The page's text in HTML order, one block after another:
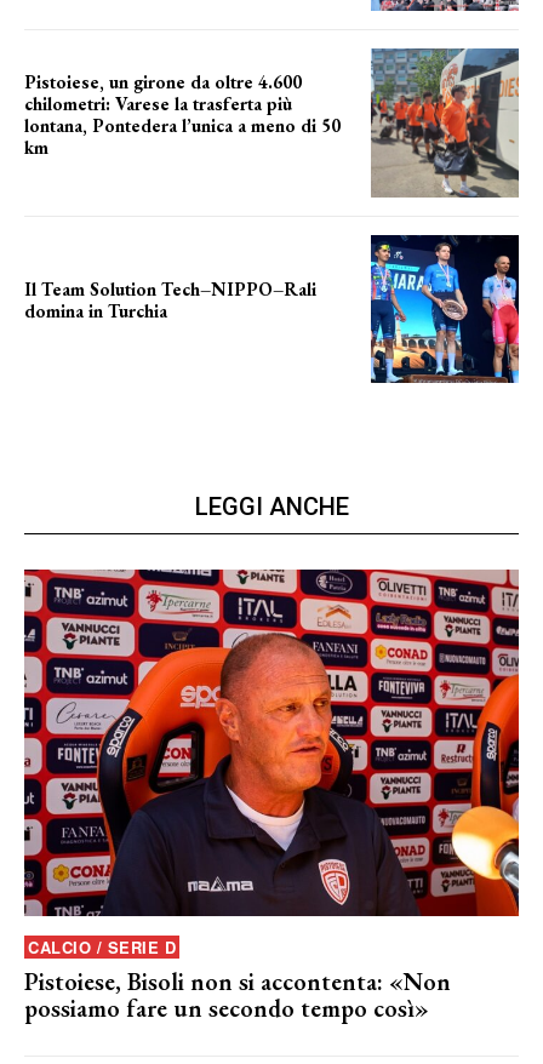
Pistoiese, un girone da oltre 4.600
chilometri: Varese la trasferta più
lontana, Pontedera l’unica a meno di 50
km
Il Team Solution Tech–NIPPO–Rali
domina in Turchia
LEGGI ANCHE
CALCIO / SERIE D
Pistoiese, Bisoli non si accontenta: «Non
possiamo fare un secondo tempo così»